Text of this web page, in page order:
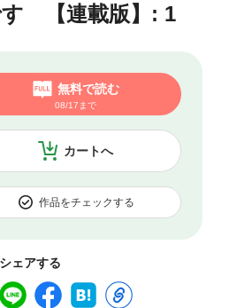
す 【連載版】: 1
カートへ
無料で読む
08/17まで
作品をチェックする
ェアする